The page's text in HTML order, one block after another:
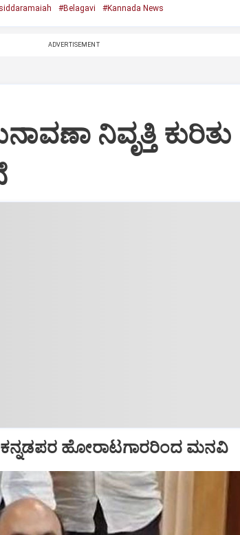
#Belagavi #Kannada News
ADVERTISEMENT
ನಿವೃತ್ತಿ ಕುರಿತು
ಕನ್ನಡಪರ ಹೋರಾಟಗಾರರಿಂದ ಮನವಿ